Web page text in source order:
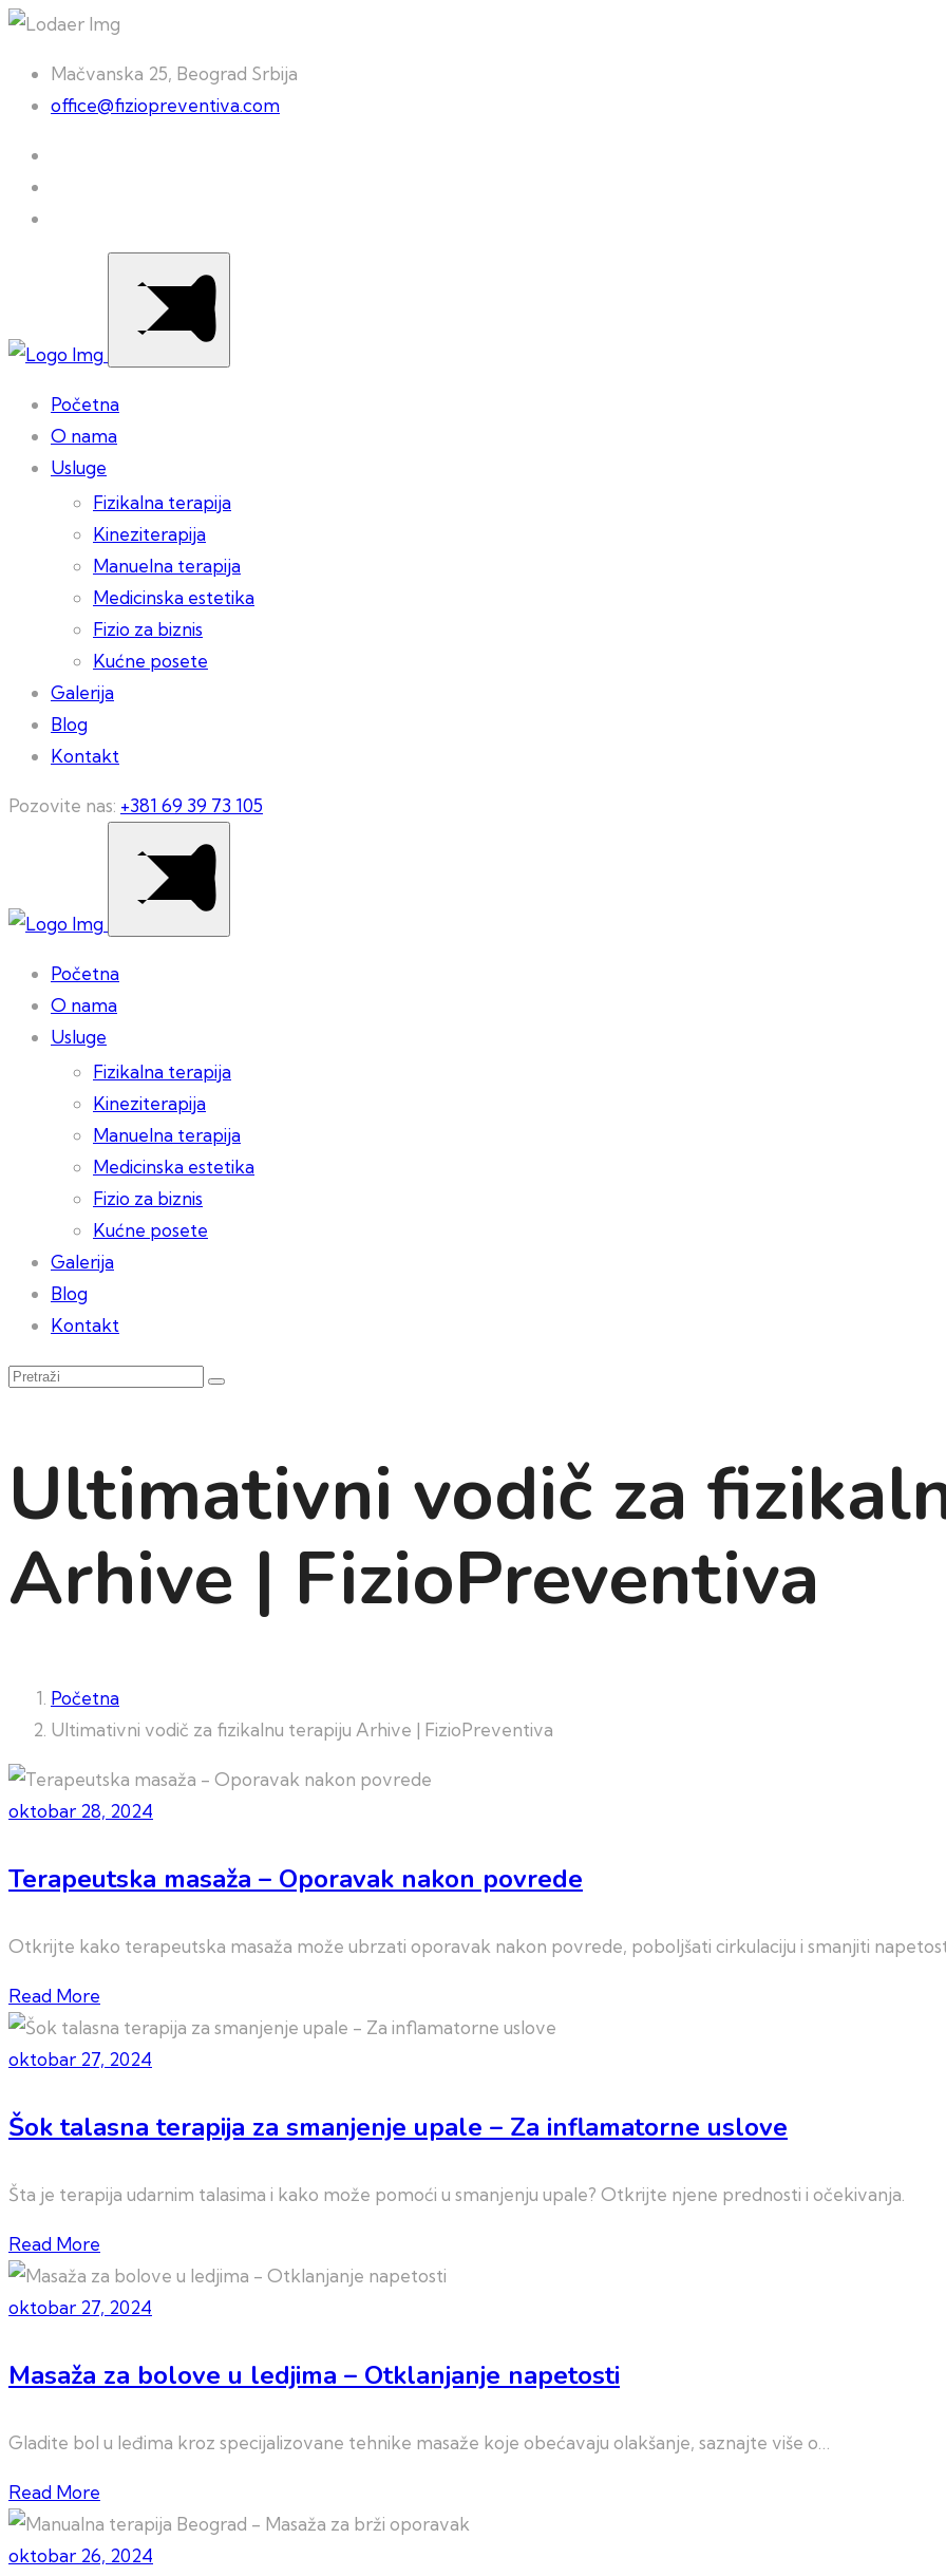
Mačvanska 25, Beograd Srbija
office@fiziopreventiva.com
Početna
O nama
Usluge
Fizikalna terapija
Kineziterapija
Manuelna terapija
Medicinska estetika
Fizio za biznis
Kućne posete
Galerija
Blog
Kontakt
Pozovite nas: +381 69 39 73 105
Početna
O nama
Usluge
Fizikalna terapija
Kineziterapija
Manuelna terapija
Medicinska estetika
Fizio za biznis
Kućne posete
Galerija
Blog
Kontakt
Ultimativni vodič za
Arhive | FizioPreventiva
Početna
Ultimativni vodič za fizikalnu terapiju Arhive | FizioPreventiva
oktobar 28, 2024
Terapeutska masaža – Oporavak nakon povrede
Otkrijte kako terapeutska masaža može ubrzati oporavak nakon povrede, poboljšati cirkulaciju i smanjiti napetost
Read More
oktobar 27, 2024
Šok talasna terapija za smanjenje upale – Za inflamatorne uslove
Šta je terapija udarnim talasima i kako može pomoći u smanjenju upale? Otkrijte njene prednosti i očekivanja.
Read More
oktobar 27, 2024
Masaža za bolove u ledjima – Otklanjanje napetosti
Gladite bol u leđima kroz specijalizovane tehnike masaže koje obećavaju olakšanje, saznajte više o…
Read More
oktobar 26, 2024